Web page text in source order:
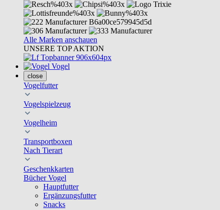
Alle Marken anschauen
UNSERE TOP AKTION
Vogel
close
Vogelfutter
Vogelspielzeug
Vogelheim
Transportboxen
Nach Tierart
Geschenkkarten
Bücher Vogel
Hauptfutter
Ergänzungsfutter
Snacks